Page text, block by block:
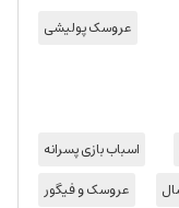
عروسک پولیشی
اسباب بازی پسرانه
عروسک و فیگور